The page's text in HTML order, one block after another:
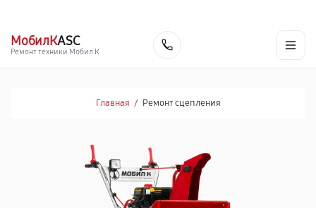
МобилКASC
Ремонт техники Мобил К
Главная / Ремонт сцепления